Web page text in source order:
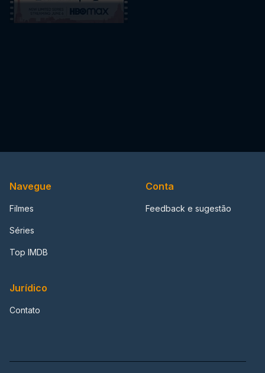
Navegue
Filmes
Séries
Top IMDB
Conta
Feedback e sugestão
Jurídico
Contato